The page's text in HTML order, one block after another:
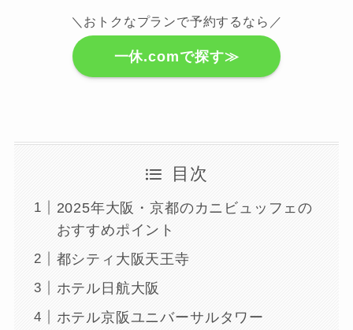
＼おトクなプランで予約するなら／
一休.comで探す≫
目次
2025年大阪・京都のカニビュッフェの
おすすめポイント
都シティ大阪天王寺
ホテル日航大阪
ホテル京阪ユニバーサルタワー